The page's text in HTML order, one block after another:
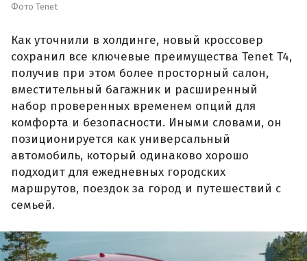
Фото Tenet
Как уточнили в холдинге, новый кроссовер
сохранил все ключевые преимущества Tenet T4,
получив при этом более просторный салон,
вместительный багажник и расширенный
набор проверенных временем опций для
комфорта и безопасности. Иными словами, он
позиционируется как универсальный
автомобиль, который одинаково хорошо
подходит для ежедневных городских
маршрутов, поездок за город и путешествий с
семьей.